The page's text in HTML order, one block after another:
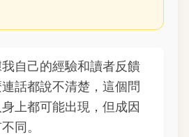
自己的經驗和讀者反饋
話都說不清楚，這個問
上都可能出現，但成因
同。